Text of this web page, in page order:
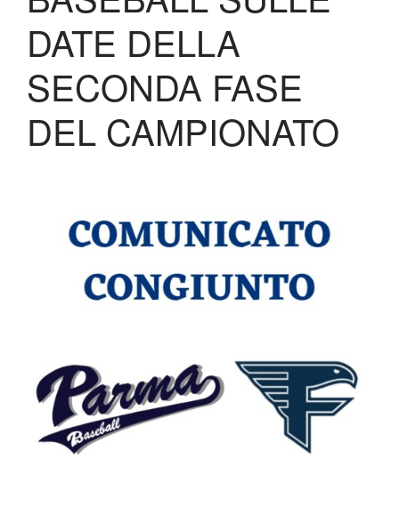
Biglietteria
Lo Stadio
Shop
DATE DELLA
SECONDA FASE
DEL CAMPIONATO